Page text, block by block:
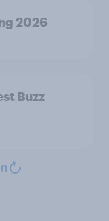
2026
Buzz